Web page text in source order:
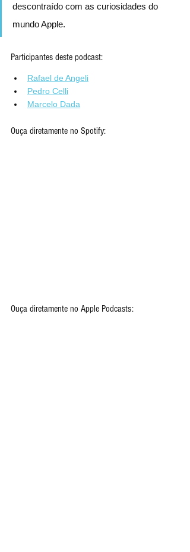
descontraído com as curiosidades do
mundo Apple.
Participantes deste podcast:
Rafael de Angeli
Pedro Celli
Marcelo Dada
Ouça diretamente no Spotify:
Ouça diretamente no Apple Podcasts: